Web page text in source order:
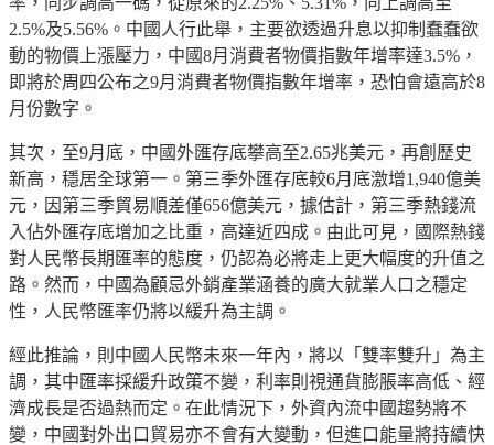
2.5%及5.56%。中國人行此舉，主要欲透過升息以抑制蠢蠢欲
動的物價上漲壓力，中國8月消費者物價指數年增率達3.5%，
即將於周四公布之9月消費者物價指數年增率，恐怕會遠高於8
月份數字。
其次，至9月底，中國外匯存底攀高至2.65兆美元，再創歷史
新高，穩居全球第一。第三季外匯存底較6月底激增1,940億美
元，因第三季貿易順差僅656億美元，據估計，第三季熱錢流
入佔外匯存底增加之比重，高達近四成。由此可見，國際熱錢
對人民幣長期匯率的態度，仍認為必將走上更大幅度的升值之
路。然而，中國為顧忌外銷產業涵養的廣大就業人口之穩定
性，人民幣匯率仍將以緩升為主調。
經此推論，則中國人民幣未來一年內，將以「雙率雙升」為主
調，其中匯率採緩升政策不變，利率則視通貨膨脹率高低、經
濟成長是否過熱而定。在此情況下，外資內流中國趨勢將不
變，中國對外出口貿易亦不會有大變動，但進口能量將持續快